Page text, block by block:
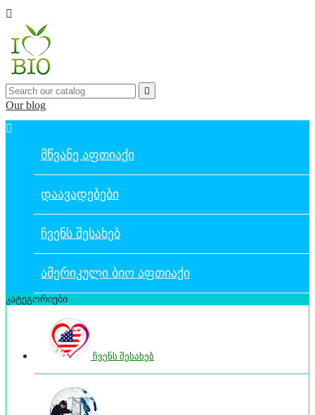


Our blog

ᲛᲬᲕᲐᲜᲔ ᲐᲤᲗᲘᲐᲥᲘ
ᲓᲐᲐᲕᲐᲓᲔᲑᲔᲑᲘ
ᲩᲕᲔᲜᲡ ᲨᲔᲡᲐᲮᲔᲑ
ᲐᲛᲔᲠᲘᲙᲣᲚᲘ ᲑᲘᲝ ᲐᲤᲗᲘᲐᲥᲘ
კატეგორიები
ჩვენს შესახებ